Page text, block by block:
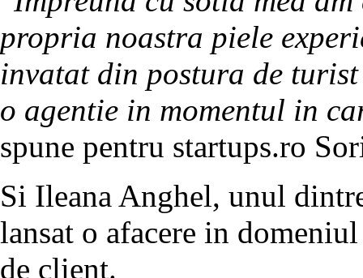
propria noastra piele
invatat din postura de
o agentie in momentul in
spune pentru startups.ro
Si Ileana Anghel, unul
lansat o afacere in
de client.